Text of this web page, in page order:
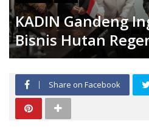
KADIN Gandeng
Bisnis Hutan
Share on Facebook